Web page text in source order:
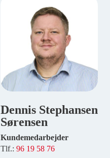
Dennis Stephansen
Sørensen
Kundemedarbejder
Tlf.: 96 19 58 76